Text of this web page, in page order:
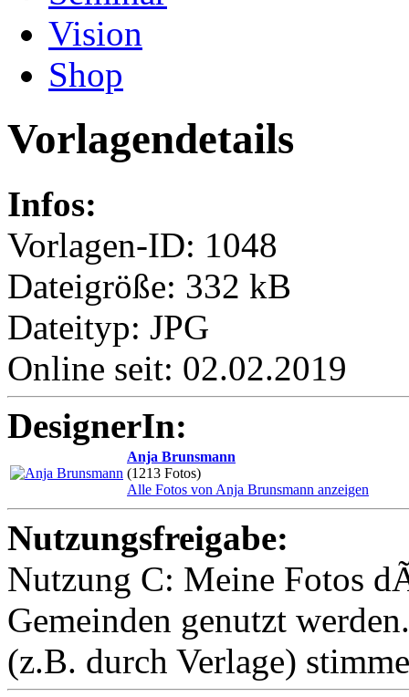
Vision
Shop
Vorlagendetails
Infos:
Vorlagen-ID: 1048
Dateigröße: 332 kB
Dateityp: JPG
Online seit: 02.02.2019
DesignerIn:
Anja Brunsmann
(1213 Fotos)
Alle Fotos von Anja Brunsmann anzeigen
Nutzungsfreigabe:
Nutzung C: Meine Fotos
Gemeinden genutzt
(z.B. durch Verlage)